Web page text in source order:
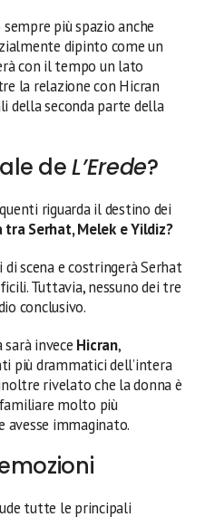
più spazio anche
dipinto come un
con il tempo un lato
la relazione con Hicran
della seconda parte della
deL’Erede?
riguarda il destino dei
Serhat, Melek e Yildiz?
scena e costringerà Serhat
Tuttavia, nessuno dei tre
conclusivo.
invece Hicran,
più drammatici dell’intera
rivelato che la donna è
molto più
avesse immaginato.
tutte le principali